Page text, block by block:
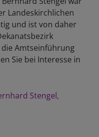
Landeskirchlichen
und ist von daher
Amtseinführung
Sie bei Interesse in
Stengel,